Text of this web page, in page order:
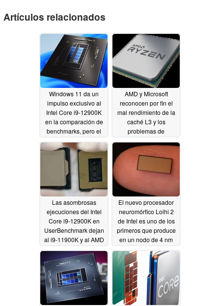
Artículos relacionados
Windows 11 da un
impulso exclusivo al
Intel Core i9-12900K
en la comparación de
benchmarks, pero el
estando por detrás del
AMD Ryzen 9 5900X
10/09/2021
AMD y Microsoft
reconocen por fin el
mal rendimiento de la
caché L3 y los
problemas de
CPU con los
procesadores Ryzen
en Windows 11
después de casi tres
meses de quejas
10/08/2021
Las asombrosas
ejecuciones del Intel
Core i9-12900K en
UserBenchmark dejan
al i9-11900K y al AMD
muertos10/08/2021
El nuevo procesador
neuromórfico Loihi 2
de Intel es uno de los
primeros que produce
en un nodo de 4 nm
10/01/2021